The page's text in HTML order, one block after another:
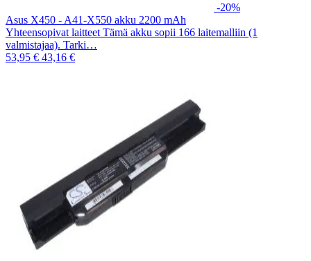
-20%
Asus X450 - A41-X550 akku 2200 mAh
Yhteensopivat laitteet Tämä akku sopii 166 laitemalliin (1
valmistajaa). Tarki…
53,95 € 43,16 €